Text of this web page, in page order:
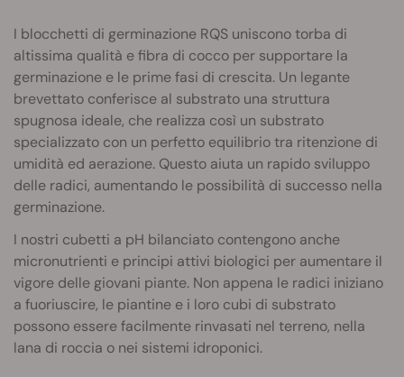
I blocchetti di germinazione RQS uniscono torba di
altissima qualità e fibra di cocco per supportare la
germinazione e le prime fasi di crescita. Un legante
brevettato conferisce al substrato una struttura
spugnosa ideale, che realizza così un substrato
specializzato con un perfetto equilibrio tra ritenzione di
umidità ed aerazione. Questo aiuta un rapido sviluppo
delle radici, aumentando le possibilità di successo nella
germinazione.
I nostri cubetti a pH bilanciato contengono anche
micronutrienti e principi attivi biologici per aumentare il
vigore delle giovani piante. Non appena le radici iniziano
a fuoriuscire, le piantine e i loro cubi di substrato
possono essere facilmente rinvasati nel terreno, nella
lana di roccia o nei sistemi idroponici.